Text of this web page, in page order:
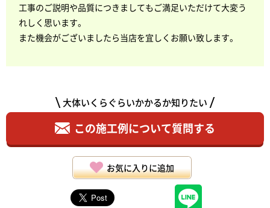
工事のご説明や品質につきましてもご満足いただけて大変う
れしく思います。
また機会がございましたら当店を宜しくお願い致します。
大体いくらぐらいかかるか知りたい
この施工例について質問する
お気に入りに追加